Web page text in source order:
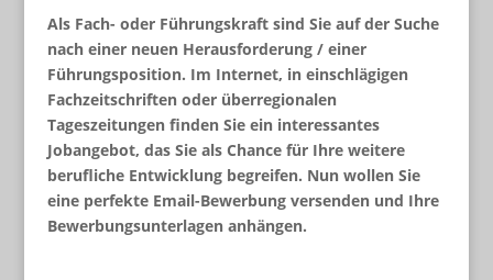
Als Fach- oder Führungskraft sind Sie auf der Suche
nach einer neuen Herausforderung / einer
Führungsposition. Im Internet, in einschlägigen
Fachzeitschriften oder überregionalen
Tageszeitungen finden Sie ein interessantes
Jobangebot, das Sie als Chance für Ihre weitere
berufliche Entwicklung begreifen. Nun wollen Sie
eine perfekte Email-Bewerbung versenden und Ihre
Bewerbungsunterlagen anhängen.